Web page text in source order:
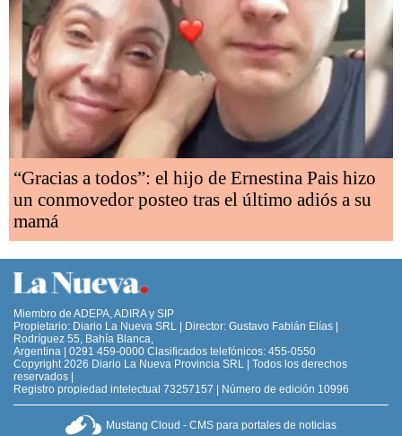
“Gracias a todos”: el hijo de Ernestina Pais hizo
un conmovedor posteo tras el último adiós a su
mamá
Miembro de ADEPA, ADIRA y SIP
Propietario: Diario La Nueva SRL | Director: Gustavo Fabián Elías |
Rodríguez 55, Bahía Blanca,
Argentina | 0291 459-0000 Clasificados telefónicos: 455-0550
Copyright 2026 Diario La Nueva Provincia SRL | Todos los derechos
reservados |
Registro propiedad intelectual 73257157 | Número de edición 10996
Mustang Cloud - CMS para portales de noticias